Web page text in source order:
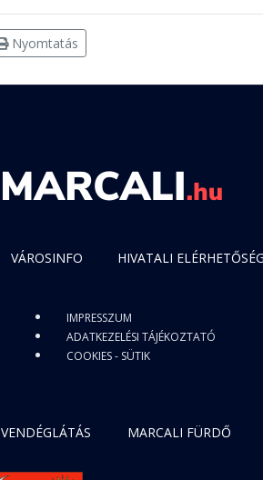
Nyomtatás
VÁROSINFO HIVATALI
IMPRESSZUM
ADATKEZELÉSI TÁJÉKOZTATÓ
COOKIES - SÜTIK
VENDÉGLÁTÁS MARCALI FÜRDŐ